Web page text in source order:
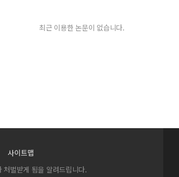
최근 이용한 논문이 없습니다.
사이트맵
벌받게 됨을 알려드립니다.